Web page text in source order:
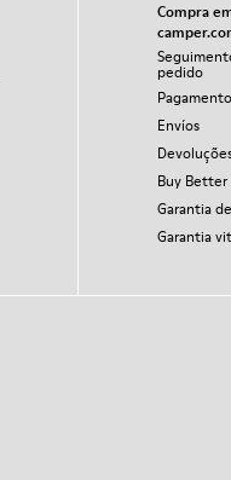
Compra
pedido
Pagamento
Envíos
Buy Better
Garantia
Garantia